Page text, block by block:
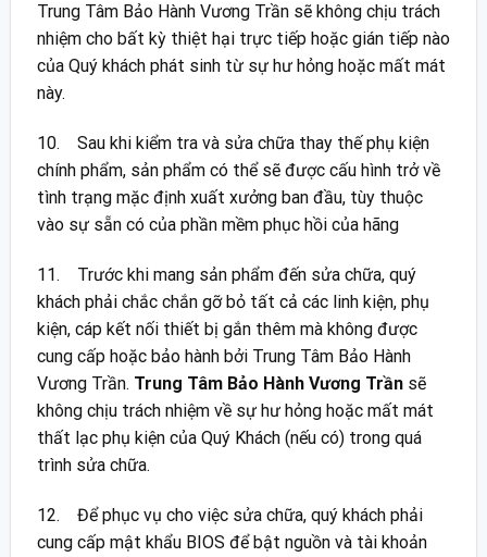
Trung Tâm Bảo Hành Vương Trần sẽ không chịu trách
nhiệm cho bất kỳ thiệt hại trực tiếp hoặc gián tiếp nào
của Quý khách phát sinh từ sự hư hỏng hoặc mất mát
này.
10. Sau khi kiểm tra và sửa chữa thay thế phụ kiện
chính phẩm, sản phẩm có thể sẽ được cấu hình trở về
tình trạng mặc định xuất xưởng ban đầu, tùy thuộc
vào sự sẵn có của phần mềm phục hồi của hãng
11. Trước khi mang sản phẩm đến sửa chữa, quý
khách phải chắc chắn gỡ bỏ tất cả các linh kiện, phụ
kiện, cáp kết nối thiết bị gắn thêm mà không được
cung cấp hoặc bảo hành bởi Trung Tâm Bảo Hành
Vương Trần. Trung Tâm Bảo Hành Vương Trần sẽ
không chịu trách nhiệm về sự hư hỏng hoặc mất mát
thất lạc phụ kiện của Quý Khách (nếu có) trong quá
trình sửa chữa.
12. Để phục vụ cho việc sửa chữa, quý khách phải
cung cấp mật khẩu BIOS để bật nguồn và tài khoản